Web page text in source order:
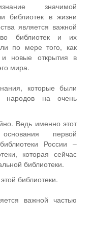
значимой
библиотек в жизни
является важной
библиотек и их
по мере того, как
и новые открытия в
мира.
которые были
народов на очень
Ведь именно этот
первой
России –
которая сейчас
библиотеки.
библиотеки.
важной частью